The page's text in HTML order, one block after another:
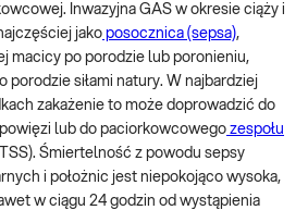
Inwazyjna GAS w okresie ciąży i
jako posocznica (sepsa),
macicy po porodzie lub poronieniu,
porodzie siłami natury. W najbardziej
zakażenie to może doprowadzić do
lub do paciorkowcowego zespołu
Śmiertelność z powodu sepsy
i położnic jest niepokojąco wysoka,
w ciągu 24 godzin od wystąpienia